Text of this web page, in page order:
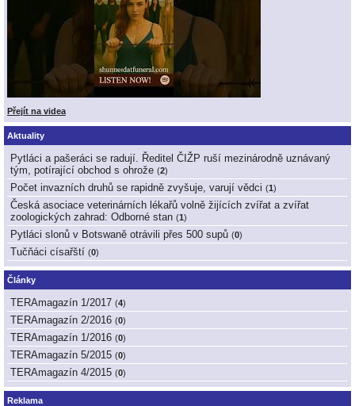
Přejít na videa
Aktuality
Pytláci a pašeráci se radují. Ředitel ČIŽP ruší mezinárodně uznávaný
tým, potírající obchod s ohrože (2)
Počet invazních druhů se rapidně zvyšuje, varují vědci (1 )
Česká asociace veterinárních lékařů volně žijících zvířat a zvířat
zoologických zahrad: Odborné stan (1 )
Pytláci slonů v Botswaně otrávili přes 500 supů (0)
Tučňáci císařští (0)
Články
TERAmagazín 1/2017 (4)
TERAmagazín 2/2016 (0)
TERAmagazín 1/2016 (0)
TERAmagazín 5/2015 (0)
TERAmagazín 4/2015 (0)
Reklama